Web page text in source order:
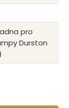
pro
Durston